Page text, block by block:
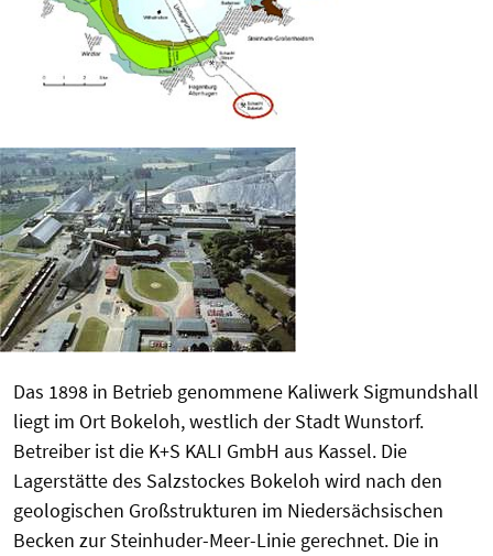
Das 1898 in Betrieb genommene Kaliwerk Sigmundshall
liegt im Ort Bokeloh, westlich der Stadt Wunstorf.
Betreiber ist die K+S KALI GmbH aus Kassel. Die
Lagerstätte des Salzstockes Bokeloh wird nach den
geologischen Großstrukturen im Niedersächsischen
Becken zur Steinhuder-Meer-Linie gerechnet. Die in